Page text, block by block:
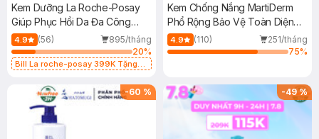
Kem Dưỡng La Roche-Posay
Giúp Phục Hồi Da Đa Công
Dụng 40ml
4.9 (56)
895/tháng
20%
Bill La roche-posay 399K Tặng
(SL có hạn)
Kem Chống Nắng MartiDerm
Phổ Rộng Bảo Vệ Toàn Diện
40ml
4.9 (110)
251/tháng
75%
-60 % -49%